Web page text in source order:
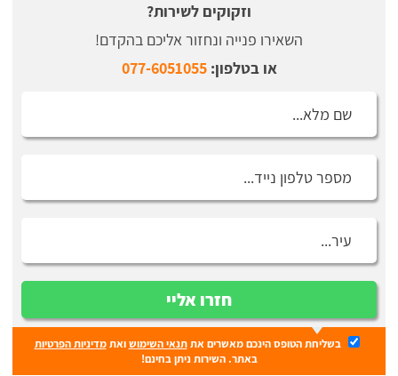
וזקוקים לשירות?
השאירו פנייה ונחזור אליכם בהקדם!
או בטלפון:077-6051055
חזרו אליי
בשליחת הטופס הינכם מאשרים אתתנאי השימושואתמדיניות הפרטיות
באתר. השירות ניתן בחינם!